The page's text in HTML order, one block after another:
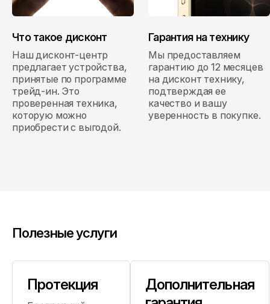
Что такое дисконт
Наш дисконт-центр
предлагает устройства,
принятые по программе
трейд-ин. Это
проверенная техника,
которую можно
приобрести с выгодой.
Гарантия на технику
Мы предоставляем
гарантию до 12 месяцев
на дисконт технику,
подтверждая ее
качество и вашу
уверенность в покупке.
Полезные услуги
Протекция
Дополнительная